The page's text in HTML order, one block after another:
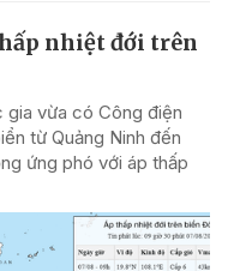
nhiệt đới trên
gia vừa có Công điện
từ Quảng Ninh đến
ứng phó với áp thấp